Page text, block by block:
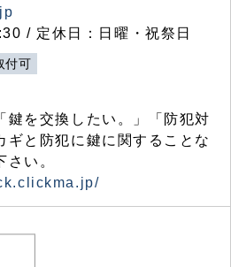
/ 定休日：日曜・祝祭日
付可
鍵を交換したい。」「防犯対
ギと防犯に鍵に関することな
い。